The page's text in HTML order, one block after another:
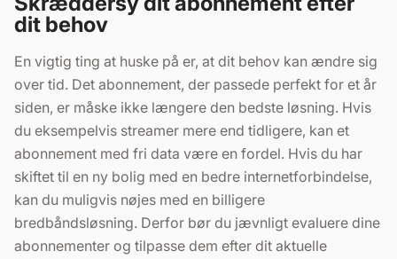
dit behov
En vigtig ting at huske på er, at dit behov kan ændre sig
over tid. Det abonnement, der passede perfekt for et år
siden, er måske ikke længere den bedste løsning. Hvis
du eksempelvis streamer mere end tidligere, kan et
abonnement med fri data være en fordel. Hvis du har
skiftet til en ny bolig med en bedre internetforbindelse,
kan du muligvis nøjes med en billigere
bredbåndsløsning. Derfor bør du jævnligt evaluere dine
abonnementer og tilpasse dem efter dit aktuelle